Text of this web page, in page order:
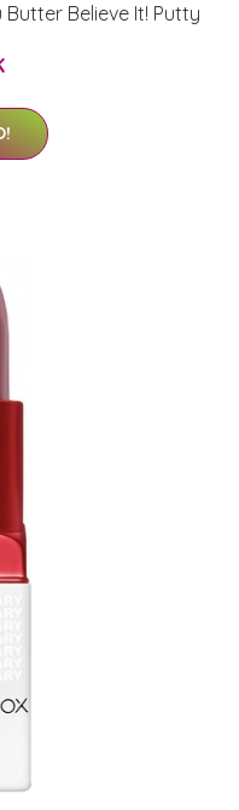
Believe It! Putty